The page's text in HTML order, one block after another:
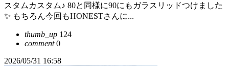
スタムカスタム♪ 80と同様に90にもガラスリッドつけました
✨ もちろん今回もHONESTさんに...
thumb_up 124
comment0
2026/05/31 16:58